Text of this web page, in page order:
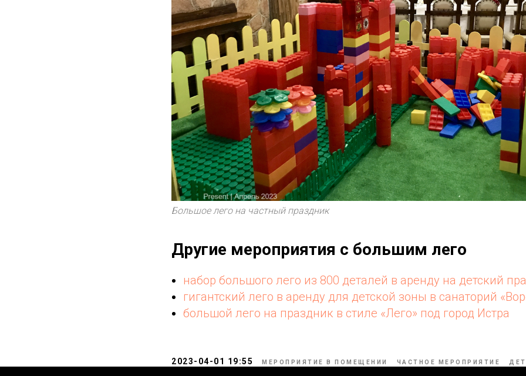
Большое лего на частный праздник
Другие мероприятия с большим лего
набор большого лего из 800 деталей в аренду на детский
гигантский лего в аренду для детской зоны в санаторий
большой лего на праздник в стиле «Лего» под город Истра
2023-04-01 19:55 МЕРОПРИЯТИЕ В ПОМЕЩЕНИИ ЧАСТНОЕ МЕРОПРИЯТИЕ